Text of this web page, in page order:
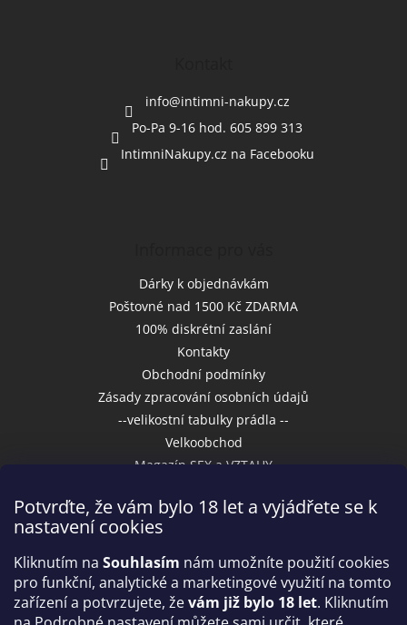
Potvrďte, že vám bylo 18 let a vyjádřete se k
nastavení cookies
Kliknutím na Souhlasím nám umožníte použití cookies
pro funkční, analytické a marketingové využití na tomto
zařízení a potvrzujete, ževám již bylo 18 let. Kliknutím
info@intimni-nakupy.cz
Po-Pa 9-16 hod. 605 899 313
IntimniNakupy.cz na Facebooku
Dárky k objednávkám
Poštovné nad 1500 Kč ZDARMA
100% diskrétní zaslání
Kontakty
Obchodní podmínky
Zásady zpracování osobních údajů
--velikostní tabulky prádla --
Velkoobchod
Magazín SEX a VZTAHY
Přijímáme online platby